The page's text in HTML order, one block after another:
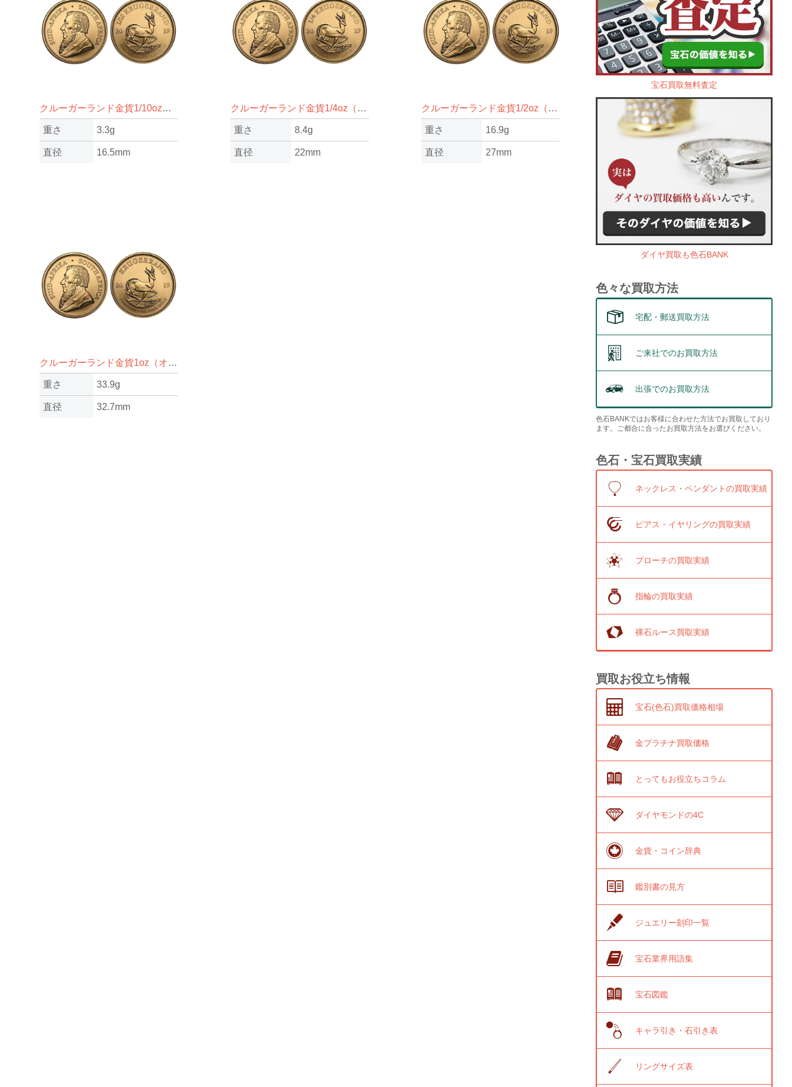
クルーガーランド金貨1/10oz（オンス）
重さ 3.3g
直径 16.5mm
クルーガーランド金貨1/4oz（オンス）
重さ 8.4g
直径 22mm
クルーガーランド金貨1/2oz（オンス）
重さ 16.9g
直径 27mm
クルーガーランド金貨1oz（オンス）
重さ 33.9g
直径 32.7mm
宝石買取無料査定
ダイヤ買取も色石BANK
色々な買取方法
宅配・郵送買取方法
ご来社でのお買取方法
出張でのお買取方法
色石BANKではお客様に合わせた方法でお買取しており
ます。ご都合に合ったお買取方法をお選びください。
色石・宝石買取実績
ネックレス・ペンダントの買取実績
ピアス・イヤリングの買取実績
ブローチの買取実績
指輪の買取実績
裸石ルース買取実績
買取お役立ち情報
宝石(色石)買取価格相場
金プラチナ買取価格
とってもお役立ちコラム
ダイヤモンドの4C
金貨・コイン辞典
鑑別書の見方
ジュエリー刻印一覧
宝石業界用語集
宝石図鑑
キャラ引き・石引き表
リングサイズ表